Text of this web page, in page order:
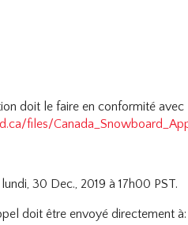
doit le faire en conformité
files/
30 Dec., 2019 à 17h00 PST.
doit être envoyé directement à: